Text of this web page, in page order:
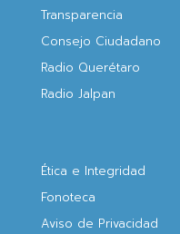
Transparencia
Consejo Ciudadano
Radio Querétaro
Radio Jalpan
Ética e Integridad
Fonoteca
Aviso de Privacidad